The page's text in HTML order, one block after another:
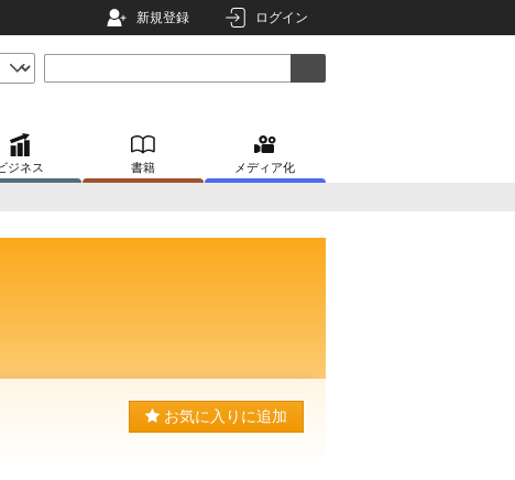
新規登録 ログイン
ジネス 書籍 メディア化
お気に入りに追加